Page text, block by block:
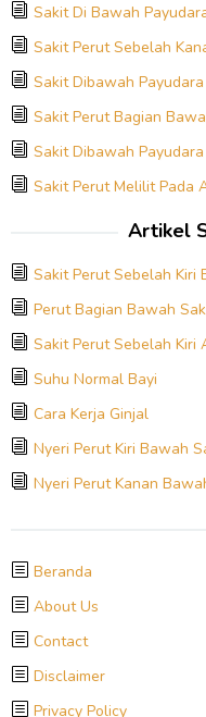
Sakit Di Bawah
Sakit Perut Sebelah
Sakit Dibawah
Sakit Perut Bagian
Sakit Dibawah Payudara
Sakit Perut Melilit Pada
Artikel
Sakit Perut Sebelah Kiri
Perut Bagian Bawah
Sakit Perut Sebelah Kiri
Suhu Normal Bayi
Cara Kerja Ginjal
Nyeri Perut Kiri Bawah
Nyeri Perut Kanan
Beranda
About Us
Contact
Disclaimer
Privacy Policy